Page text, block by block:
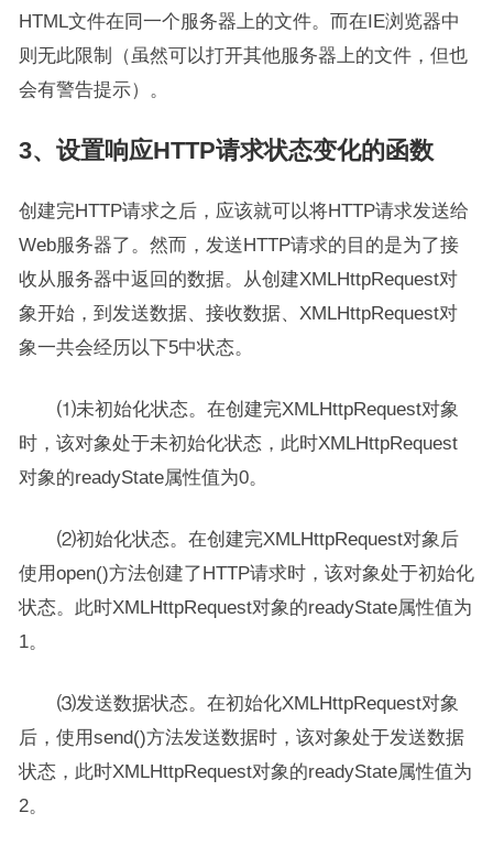
HTML文件在同一个服务器上的文件。而在IE浏览器中
则无此限制（虽然可以打开其他服务器上的文件，但也
会有警告提示）。
3、设置响应HTTP请求状态变化的函数
创建完HTTP请求之后，应该就可以将HTTP请求发送给
Web服务器了。然而，发送HTTP请求的目的是为了接
收从服务器中返回的数据。从创建XMLHttpRequest对
象开始，到发送数据、接收数据、XMLHttpRequest对
象一共会经历以下5中状态。
⑴未初始化状态。在创建完XMLHttpRequest对象
时，该对象处于未初始化状态，此时XMLHttpRequest
对象的readyState属性值为0。
⑵初始化状态。在创建完XMLHttpRequest对象后
使用open()方法创建了HTTP请求时，该对象处于初始化
状态。此时XMLHttpRequest对象的readyState属性值为
1。
⑶发送数据状态。在初始化XMLHttpRequest对象
后，使用send()方法发送数据时，该对象处于发送数据
状态，此时XMLHttpRequest对象的readyState属性值为
2。